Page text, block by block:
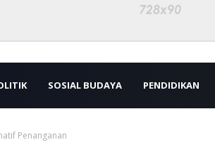
SOSIAL BUDAYA PENDIDIKAN
Penanganan